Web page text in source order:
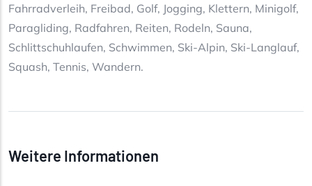
Fahrradverleih, Freibad, Golf, Jogging, Klettern, Minigolf,
Paragliding, Radfahren, Reiten, Rodeln, Sauna,
Schlittschuhlaufen, Schwimmen, Ski-Alpin, Ski-Langlauf,
Squash, Tennis, Wandern.
Weitere Informationen